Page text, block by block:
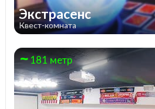
Экстрасенс
Квест-комната
181 метр